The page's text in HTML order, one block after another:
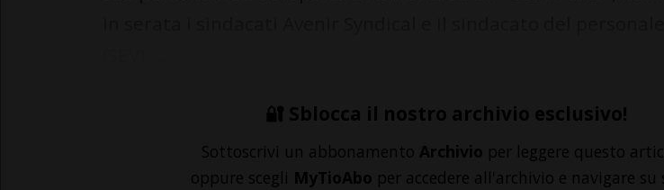
🔐 Sblocca il nostro archivio esclusivo!
Sottoscrivi un abbonamento Archivio per leggere questo
oppure scegli MyTioAbo per accedere all'archivio e navigare su